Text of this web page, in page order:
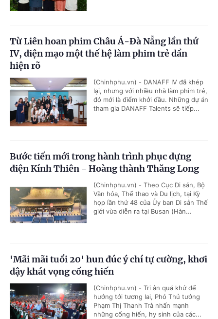
Từ Liên hoan phim Châu Á-Đà Nẵng lần thứ
IV, diện mạo một thế hệ làm phim trẻ dần
hiện rõ
(Chinhphu.vn) - DANAFF IV đã khép
lại, nhưng với nhiều nhà làm phim trẻ,
đó mới là điểm khởi đầu. Những dự án
tham gia DANAFF Talents sẽ tiếp...
Bước tiến mới trong hành trình phục dựng
điện Kính Thiên - Hoàng thành Thăng Long
(Chinhphu.vn) - Theo Cục Di sản, Bộ
Văn hóa, Thể thao và Du lịch, tại Kỳ
họp lần thứ 48 của Ủy ban Di sản Thế
giới vừa diễn ra tại Busan (Hàn...
'Mãi mãi tuổi 20' hun đúc ý chí tự cường, khơi
dậy khát vọng cống hiến
(Chinhphu.vn) - Tri ân quá khứ để
hướng tới tương lai, Phó Thủ tướng
Phạm Thị Thanh Trà nhấn mạnh
những cống hiến, hy sinh của các...